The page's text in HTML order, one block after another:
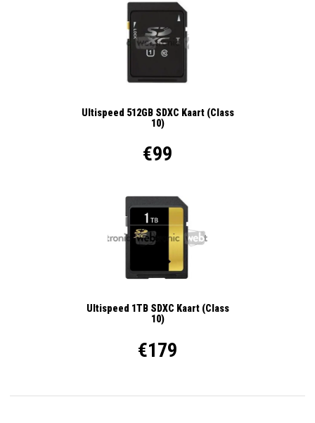
Ultispeed 512GB SDXC Kaart (Class
10)
€99
Ultispeed 1TB SDXC Kaart (Class
10)
€179